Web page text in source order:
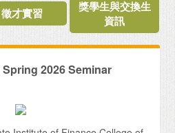
徵才實習
獎學生與交換生
資訊
2026 Seminar